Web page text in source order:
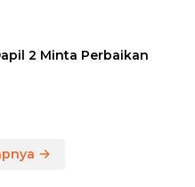
2 Minta Perbaikan